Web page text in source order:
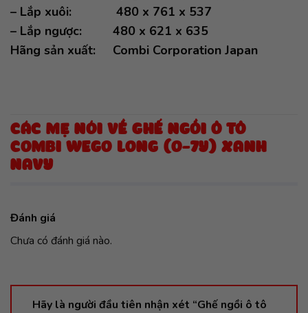
– Lắp xuôi: 480 x 761 x 537
– Lắp ngược: 480 x 621 x 635
Hãng sản xuất: Combi Corporation Japan
CÁC MẸ NÓI VỀ GHẾ NGỒI Ô TÔ
COMBI WEGO LONG (0-7Y) XANH
NAVY
Đánh giá
Chưa có đánh giá nào.
Hãy là người đầu tiên nhận xét “Ghế ngồi ô tô